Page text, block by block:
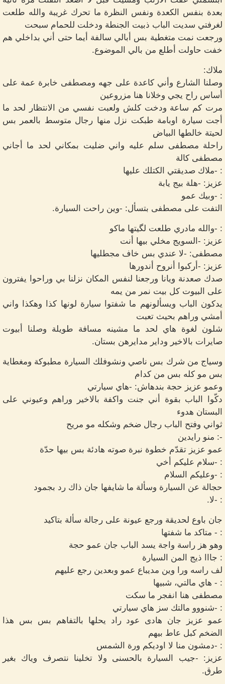
بعدة بنفس الكعدة ونفس النظرة ما تحرك غريبة والله طلعت
لغرفتي سديت الباب ذبيت الجنطة ودخلت للحمام سبحت
ورجعت نمت متغطية بس أبالي سالفة أيما حتى أني بداخلي هم
خفت حاولت أطلع من بالي الموضوع.
ملاك:
وصلنا الشارع وأني كاعدة على جهه ومصطفى خابرة عمة على
أساس راح يجي وخلانا هنا مزروعين
مرت كم ساعة ودخت كلش ولعبت نفسي من الانتظار لحد ما
أجت سيارة اوبامة طبكت نزل منها رجال متوسط بالعمر بس
لحيتة خالطها البياض
راحلة مصطفى سلم عليه واني ضليت بمكاني لحد ما أجاني
مصطفى كالة
: -ملاك صديقتي الكتلك عليها
عزيز: -هلة بيج يابة
: -وبيك عمو
التفت على مصطفى بتسأل: -وين راحت السيارة.
: -والله مادري طلعت لگيتها ماكو
عزيز: -السويج مخلي بيها أنت
مصطفى: -لا عندي بس خاف مجطليها
عزيز: -أركبوا أنروح أندورها
صدك صعدنة ويانا ورجعنا لنفس المكان نزلنا بي وراحوا يفترون
على البيوت كل بيت نمر من يمه
يدكون الباب ويسألونهم ما شفتوا سيارة لونها كذا وهكذا واني
أمشي وراهم بحيث تعبت
شلون لغوة هاي لحد ما مشينه مسافة طويلة وصلنا أبيوت
صايرات بالاخير وداير مدايرهن بستان.
وسياج من شرك بس ناصي ونشوفلك السيارة مطبوكة ومغطاية
بس مو كله بس من كدام
وعمو عزيز حجة بندهاش: -هاي سيارتي
دكّوا الباب بقوة أني جنت واكفة بالاخير وراهم وعيوني على
البستان هدوء
ثواني وفتح الباب رجال ضخم وشكله مو مريح
-: منو رايدين
عمو عزيز تقدّم خطوة نبرة صوته هادئة بس بيها حدّة
: -سلام عليكم أخي
: -وعليكم السلام
حجالة عن السيارة وسألة ما شايفها جان ذاك رد بجمود
: -لا.
جان باوع لحديقة ورجع عيونة على رجالة سألة بتاكيد
: - متاكد ما شفتها
وهو هز راسة واجة يسد الباب جان عمو حجة
: جااا ذيج المن السيارة
لف راسه ورا وين مديباع عمو وبعدين رجع عليهم
: - هاي مالتي، شبيها
مصطفى هنا انفجر ما سكت
: -شنووو مالتك سز هاي سيارتي
عمو عزيز جان هادى عود راد يحلها بالتفاهم بس بس هذا
الضخم كبل عاط بيهم
: -دمشون منا لا اوديكم ورة الشمس
عزيز: -جيب السيارة بالحسنى ولا تخلينا نتصرف وياك بغير
طرق.